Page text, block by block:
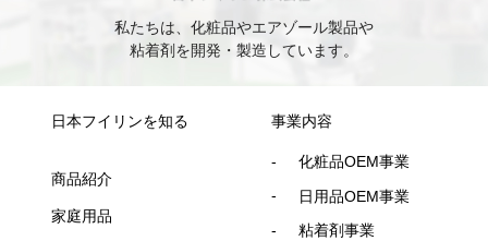
私たちは、化粧品やエアゾール製品や
粘着剤を開発・製造しています。
日本フイリンを知る
商品紹介
家庭用品
事業内容
化粧品OEM事業
日用品OEM事業
粘着剤事業